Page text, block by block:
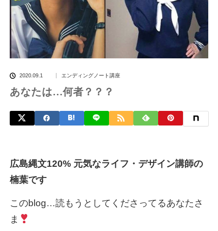
2020.09.1 エンディングノート講座
あなたは…何者？？？
広島縄文120% 元気なライフ・デザイン講師の
楠葉です
このblog…読もうとしてくださってるあなたさ
ま